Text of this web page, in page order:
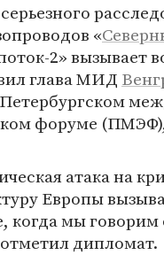
«
2» вызывает
глава МИД
форуме
атака на
Европы
когда мы говорим
дипломат.